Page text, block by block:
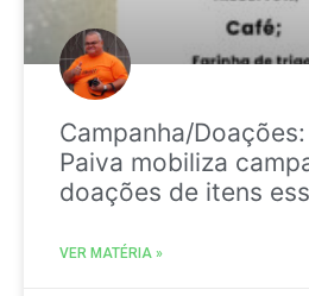
Campanha/
Paiva mobiliza
doações de itens
VER MATÉRIA »